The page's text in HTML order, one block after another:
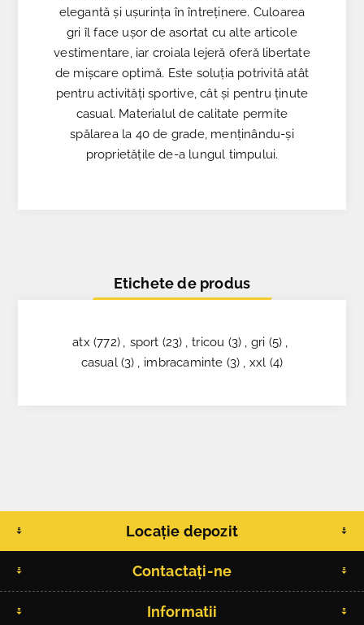
elegantă și ușurința în întreținere. Culoarea
gri îl face ușor de asortat cu alte articole
vestimentare, iar croiala lejeră oferă libertate
de mișcare optimă. Este soluția potrivită atât
pentru activități sportive, cât și pentru ținute
casual. Materialul de calitate permite
spălarea la 40 de grade, menținându-și
proprietățile de-a lungul timpului.
Etichete de produs
atx (772) , sport (23) , tricou (3) , gri (5) ,
casual (3) , imbracaminte (3) , xxl (4)
Locație depozit
Contactați-ne
Informatii